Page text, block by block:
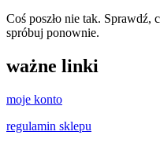
Coś poszło nie tak. Sprawdź,
spróbuj ponownie.
ważne linki
moje konto
regulamin sklepu